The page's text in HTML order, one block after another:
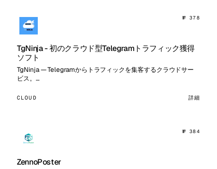
№ 378
TgNinja - 初のクラウド型Telegramトラフィック獲得
ソフト
TgNinja — Telegramからトラフィックを集客するクラウドサー
ビス。…
CLOUD 詳細
№ 384
ZennoPoster